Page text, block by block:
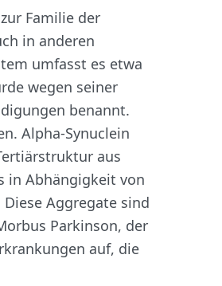
Familie der
in anderen
umfasst es etwa
wegen seiner
benannt.
Alpha-Synuclein
aus
in Abhängigkeit von
Diese Aggregate sind
Parkinson, der
auf, die